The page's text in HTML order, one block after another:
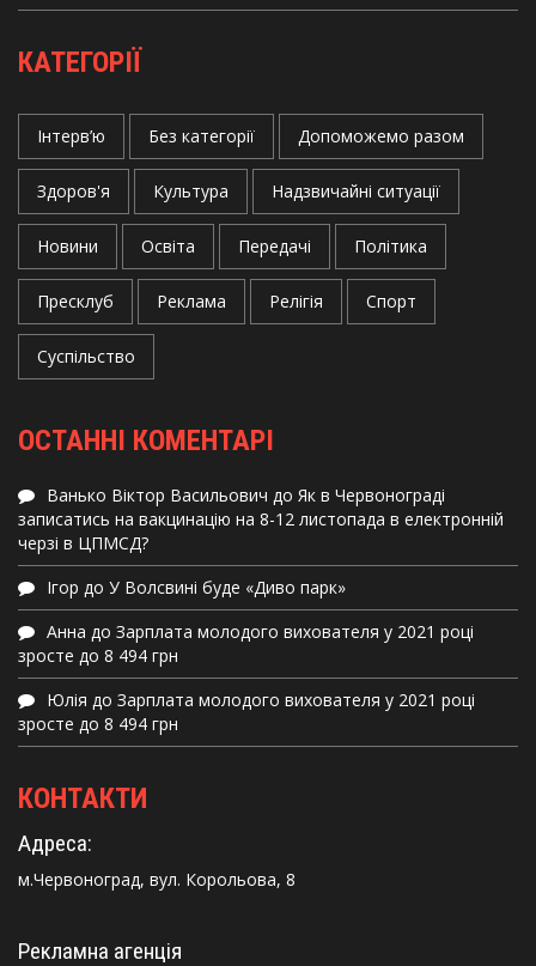
КАТЕГОРІЇ
Інтерв’ю Без категорії Допоможемо разом
Здоров'я Культура Надзвичайні ситуації
Новини Освіта Передачі Політика
Пресклуб Реклама Релігія Спорт
Суспільство
ОСТАННІ КОМЕНТАРІ
Ванько Віктор Васильович до Як в Червонограді
записатись на вакцинацію на 8-12 листопада в електронній
черзі в ЦПМСД?
Ігор до У Волсвині буде «Диво парк»
Анна до Зарплата молодого вихователя у 2021 році
зросте до 8 494 грн
Юлія до Зарплата молодого вихователя у 2021 році
зросте до 8 494 грн
КОНТАКТИ
Адреса:
м.Червоноград, вул. Корольова, 8
Рекламна агенція